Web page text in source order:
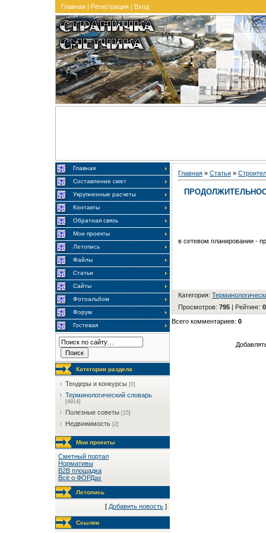
Главная | Регистрация | Вход
Главная
Составление смет
Укрупненные расчеты
Контакты
Обратная связь
Мои проекты
Летопись
Файлы
Статьи
Сайты
Фотоальбом
Форум
Гостевая
Категории раздела
Тендеры и конкурсы [0]
Терминологический словарь
[4914]
Полезные советы [15]
Недвижимость [2]
Мои проекты
Сметный портал
Нормативы
B2B площадка
Всё о ФОРДах
Летопись
[ Добавить новость ]
Ссылки
Главная » Статьи »
в сетевом планировании -
Категория:
Просмотров: 795 | Рейтинг:
Всего комментариев: 0